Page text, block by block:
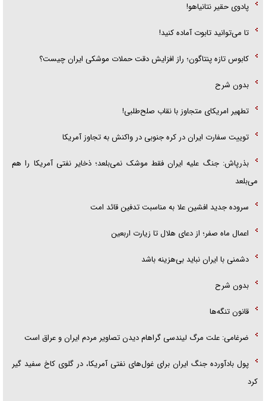
پادوی حقیر نتانیاهو!
تا می‌توانید تابوت آماده کنید!
کابوس تازه پنتاگون؛ راز افزایش دقت حملات موشکی ایران چیست؟
بدون شرح
تطهیر امریکای متجاوز با نقاب صلح‌طلبی!
توییت سفارت ایران در کره جنوبی در واکنش به تجاوز آمریکا
بذرپاش: ‏جنگ علیه ایران فقط موشک نمی‌بلعد؛ ذخایر نفتی آمریکا را هم
می‌بلعد
سروده جدید افشین علا به مناسبت تدفین قائد امت
اعمال ماه صفر؛ از دعای هلال تا زیارت اربعین
دشمنی با ایران نباید بی‌هزینه باشد
بدون شرح
قانون تنگه‌ها
ضرغامی: علت مرگ لیندسی گراهام دیدن تصاویر مردم ایران و عراق است
پول بادآورده جنگ ایران برای غول‌های نفتی آمریکا، در گلوی کاخ سفید گیر
کرد